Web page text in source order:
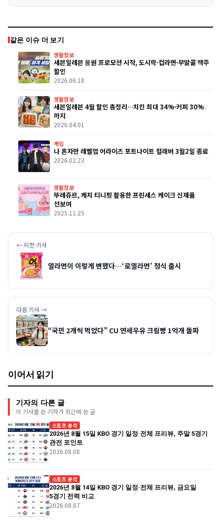
같은 이슈 더 보기
생활정보
세븐일레븐 응원 프로모션 시작, 도시락·컵라면·무알콜 맥주
할인
2026.06.18
생활정보
세븐일레븐 4월 할인 총정리…치킨 최대 34%·커피 30%
까지
2026.04.01
게임
나 혼자만 레벨업 어라이즈 포트나이트 컬래버 3월2일 종료
2026.02.23
생활정보
뚜레쥬르, 캐치 티니핑 활용한 프린세스 케이크 신제품
선보여
2025.11.25
← 이전 기사
열라면이 이렇게 변했다…‘로열라면’ 정식 출시
다음 기사 →
“국민 2개씩 먹었다” CU 연세우유 크림빵 1억개 돌파
이어서 읽기
기자의 다른 글
이 기사를 쓴 기자가 최근에 쓴 글
스포츠 분석
2026년 8월 15일 KBO 경기 일정·전체 프리뷰, 주말 5경기
관전 포인트
2026.08.08
스포츠 분석
2026년 8월 14일 KBO 경기 일정·전체 프리뷰, 금요일
5경기 전력 비교
2026.08.07